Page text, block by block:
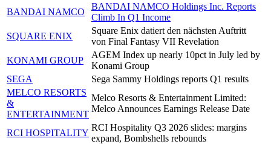
BANDAI NAMCO
BANDAI NAMCO Holdings Inc. Reports
Climb In Q1 Income
SQUARE ENIX
Square Enix datiert den nächsten Auftritt
von Final Fantasy VII Revelation
KONAMI GROUP
AGEM Index up nearly 10pct in July led by
Konami Group
SEGA
Sega Sammy Holdings reports Q1 results
MELCO RESORTS
&
ENTERTAINMENT
Melco Resorts & Entertainment Limited:
Melco Announces Earnings Release Date
RCI HOSPITALITY
RCI Hospitality Q3 2026 slides: margins
expand, Bombshells rebounds